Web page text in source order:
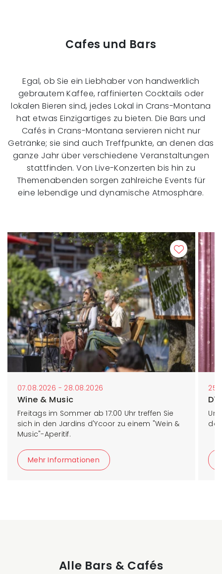
Cafes und Bars
Egal, ob Sie ein Liebhaber von handwerklich
gebrautem Kaffee, raffinierten Cocktails oder
lokalen Bieren sind, jedes Lokal in Crans-Montana
hat etwas Einzigartiges zu bieten. Die Bars und
Cafés in Crans-Montana servieren nicht nur
Getränke; sie sind auch Treffpunkte, an denen das
ganze Jahr über verschiedene Veranstaltungen
stattfinden. Von Live-Konzerten bis hin zu
Themenabenden sorgen zahlreiche Events für
eine lebendige und dynamische Atmosphäre.
07.08.2026 - 28.08.2026
Wine & Music
Freitags im Sommer ab 17:00 Uhr treffen Sie
sich in den Jardins d'Ycoor zu einem "Wein &
Music"-Aperitif.
Mehr Informationen
Un
Alle Bars & Cafés